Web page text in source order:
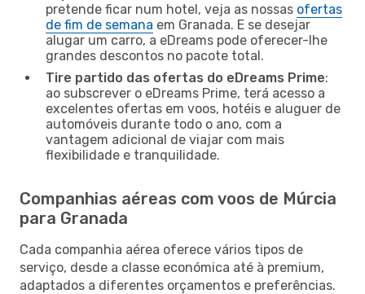
pretende ficar num hotel, veja as nossas ofertas
de fim de semana em Granada. E se desejar
alugar um carro, a eDreams pode oferecer-lhe
grandes descontos no pacote total.
Tire partido das ofertas do eDreams Prime:
ao subscrever o eDreams Prime, terá acesso a
excelentes ofertas em voos, hotéis e aluguer de
automóveis durante todo o ano, com a
vantagem adicional de viajar com mais
flexibilidade e tranquilidade.
Companhias aéreas com voos de Múrcia
para Granada
Cada companhia aérea oferece vários tipos de
serviço, desde a classe económica até à premium,
adaptados a diferentes orçamentos e preferências.